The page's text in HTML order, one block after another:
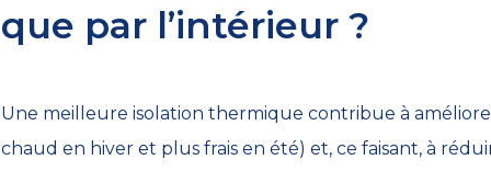
que par l’intérieur ?
Une meilleure isolation thermique contribue à
chaud en hiver et plus frais en été) et, ce faisant, à